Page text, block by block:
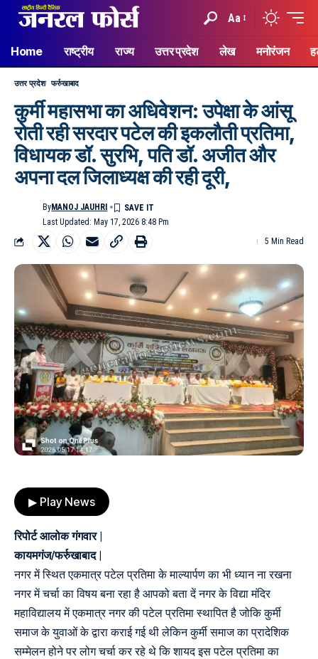
Aa
Home राष्ट्रीय राज्य उत्तर प्रदेश लेख मनोरंजन
उत्तर प्रदेश फर्रुखाबाद
कुर्मी महासभा का अधिवेशन: उपेक्षा के आंसू
रोती रही सरदार पटेल की इकलौती प्रतिमा,
विधायक डॉ. सुरभि, पति डॉ. अजीत और
अपना दल जिलाध्यक्ष की रही दूरी,
Last Updated: May 17, 2026 8:48 Pm
ByMANOJ JAUHRI
5 Min Read
▶ Play News
रिपोर्ट आलोक गंगवार |
कायमगंज/फर्रुखाबाद |
नगर में स्थित एकमात्र पटेल प्रतिमा के माल्यार्पण का भी ध्यान ना रखना
नगर में चर्चा का विषय बना रहा है आपको बता दें नगर के विद्या मंदिर
महाविद्यालय में एकमात्र नगर की पटेल प्रतिमा स्थापित है जोकि कुर्मी
समाज के युवाओं के द्वारा कराई गई थी लेकिन कुर्मी समाज का प्रादेशिक
सम्मेलन होने पर लोग चर्चा कर रहे थे कि शायद इस पटेल प्रतिमा का